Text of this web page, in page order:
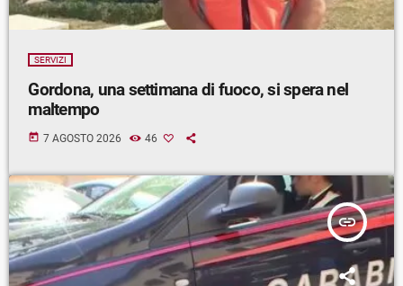
SERVIZI
Gordona, una settimana di fuoco, si spera nel
maltempo
today 7 AGOSTO 2026 46
insert_link